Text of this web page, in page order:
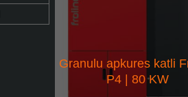
Granulu apkures katli
P4 | 80 KW